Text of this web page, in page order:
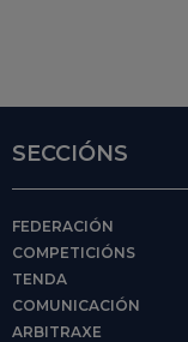
SECCIÓNS
FEDERACIÓN
COMPETICIÓNS
TENDA
COMUNICACIÓN
ARBITRAXE